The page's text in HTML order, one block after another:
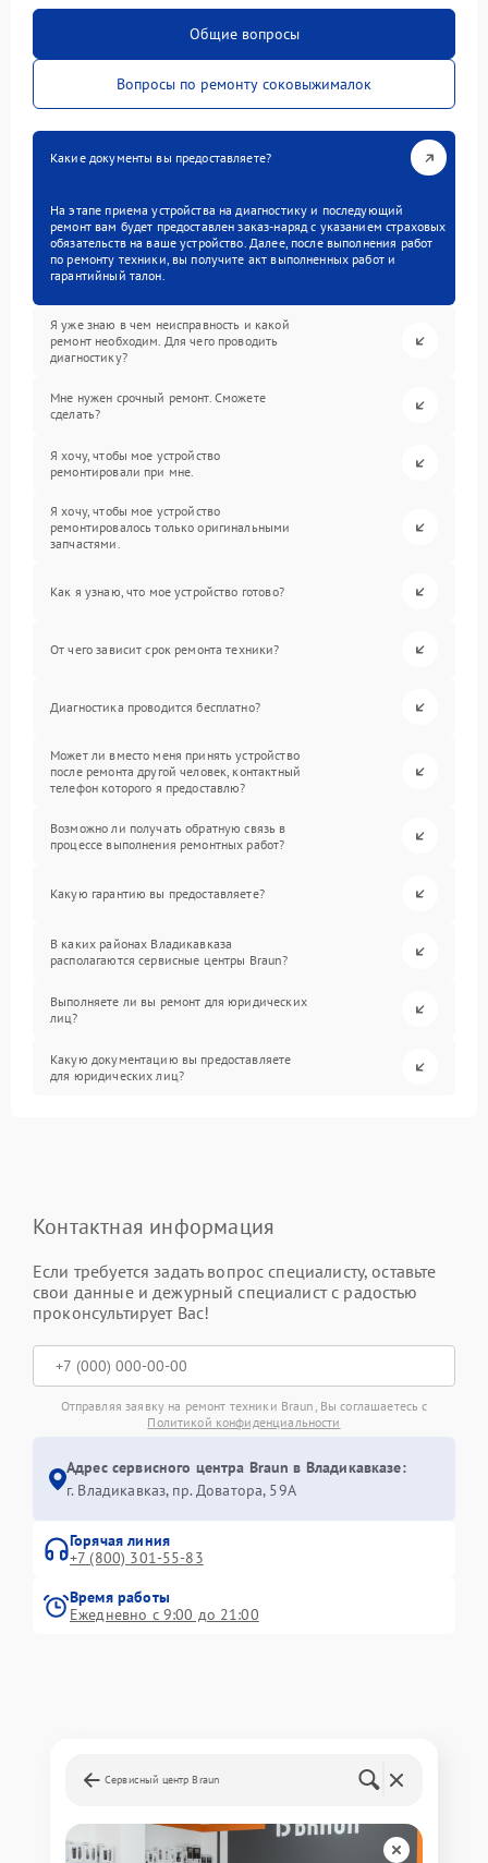
Общие вопросы
Вопросы по ремонту соковыжималок
Какие документы вы предоставляете?
На этапе приема устройства на диагностику и последующий
ремонт вам будет предоставлен заказ-наряд с указанием страховых
обязательств на ваше устройство. Далее, после выполнения работ
по ремонту техники, вы получите акт выполненных работ и
гарантийный талон.
Я уже знаю в чем неисправность и какой
ремонт необходим. Для чего проводить
диагностику?
Мне нужен срочный ремонт. Сможете
сделать?
Я хочу, чтобы мое устройство
ремонтировали при мне.
Я хочу, чтобы мое устройство
ремонтировалось только оригинальными
запчастями.
Как я узнаю, что мое устройство готово?
От чего зависит срок ремонта техники?
Диагностика проводится бесплатно?
Может ли вместо меня принять устройство
после ремонта другой человек, контактный
телефон которого я предоставлю?
Возможно ли получать обратную связь в
процессе выполнения ремонтных работ?
Какую гарантию вы предоставляете?
В каких районах Владикавказа
располагаются сервисные центры Braun?
Выполняете ли вы ремонт для юридических
лиц?
Какую документацию вы предоставляете
для юридических лиц?
Контактная информация
Если требуется задать вопрос специалисту, оставьте
свои данные и дежурный специалист с радостью
проконсультирует Вас!
Отправляя заявку на ремонт техники Braun, Вы соглашаетесь с
Политикой конфиденциальности
Адрес сервисного центра Braun в Владикавказе:
г. Владикавказ, пр. Доватора, 59А
Горячая линия
+7 (800) 301-55-83
Время работы
Ежедневно с 9:00 до 21:00
Сервисный центр Braun